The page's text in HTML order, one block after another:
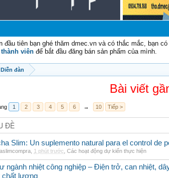
đầu tiên bạn ghé thăm dmec.vn và có thắc mắc, bạn
viên để bắt đầu đăng bán sản phẩm của mình.
Diễn đàn
Bài viết
1 2 3 4 5 6 → 10 Tiếp >
ĐỀ
Slim: Un suplemento natural para el control de
1 phút trước Các hoạt động dự kiến thực hiện
ngành nhiệt công nghiệp – Điện trở, can nhiệt,
chất lượng